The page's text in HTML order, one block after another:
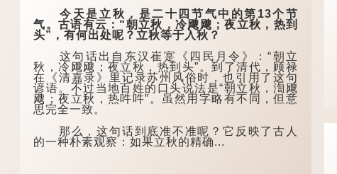
今天是立秋，是二十四节气中的第13个节
气。古语有云：“朝立秋，冷飕飕；夜立秋，热到
头”，有何出处呢？立秋等于入秋？
这句话出自东汉崔寔《四民月令》：“朝立
秋，冷飕飕；夜立秋，热到头”。到了清代，顾禄
在《清嘉录》里记录苏州风俗时，也引用了这句
谚语。不过当地百姓的口头说法是“朝立秋，渹飕
飕；夜立秋，热吽吽”。虽然用字略有不同，但意
思完全一致。
那么，这句话到底准不准呢？它反映了古人
的一种朴素观察：如果立秋的精确...